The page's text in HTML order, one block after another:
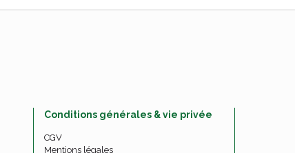
Conditions générales & vie privée
CGV
Mentions légales